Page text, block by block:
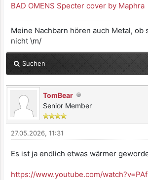
BAD OMENS Specter cover by Maphra
Meine Nachbarn hören auch Metal, ob
nicht \m/
Suchen
TomBear
Senior Member
27.05.2026, 11:31
Es ist ja endlich etwas wärmer
https://www.youtube.com/